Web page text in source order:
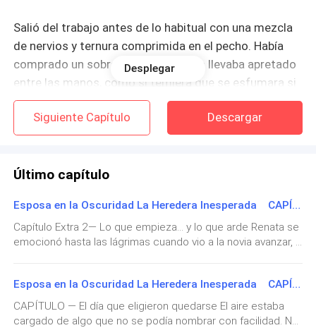
Salió del trabajo antes de lo habitual con una mezcla
de nervios y ternura comprimida en el pecho. Había
comprado un sobre color crema y lo llevaba apretado
entre las manos, como si temiera que se esfumara si
lo soltaba. Dentro estaba la sorpresa que había
soñado durante días:
Un bebé que venía a iluminar lo que ella creía que eran
simples distancias de pareja.
Imaginó cómo sería el momento: Mauro riendo
incrédulo, tomándole el rostro con esas manos que
ella conocía de memoria, abrazándola como si no
Desplegar
Siguiente Capítulo Descargar
Último capítulo
Esposa en la Oscuridad La Heredera Inesperada CAPÍTULO Extra 2— Lo que empieza… y lo que arde
Capítulo Extra 2— Lo que empieza… y lo que arde Renata se
emocionó hasta las lágrimas cuando vio a la novia avanzar, y
segundo más… se iba a poner a llorar y no estaba segura
que su maquillaje fuera a prueba de agua como le dijeron.
Se acomodó mejor a su ahijado Lucien en brazos, sintiendo
el peso tibio del bebé contra su pecho, ese calor pequeño
Esposa en la Oscuridad La Heredera Inesperada CAPÍTULO Extra — El día que eligieron quedarse
CAPÍTULO — El día que eligieron quedarse El aire estaba
cargado de algo que no se podía nombrar con facilidad. No